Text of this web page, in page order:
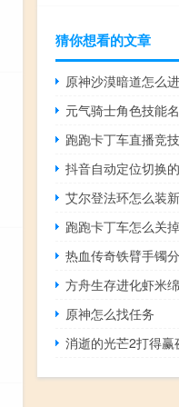
猜你想看的文章
原神沙漠暗道怎么进
元气骑士角色技能
跑跑卡丁车直播竞技
抖音自动定位切换
艾尔登法环怎么装
跑跑卡丁车怎么关
热血传奇铁臂手镯
方舟生存进化虾米
原神怎么找任务
消逝的光芒2打得赢